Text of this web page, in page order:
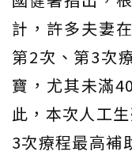
計，許多夫妻
第2次、第3次
寶，尤其未滿
此，本次人工
3次療程最高補